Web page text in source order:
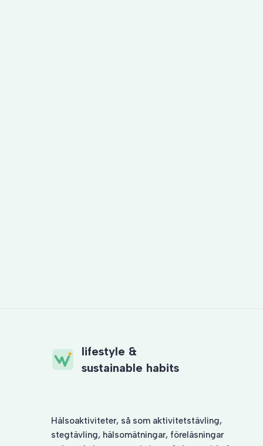
lifestyle &
sustainable habits
Hälsoaktiviteter, så som aktivitetstävling,
stegtävling, hälsomätningar, föreläsningar